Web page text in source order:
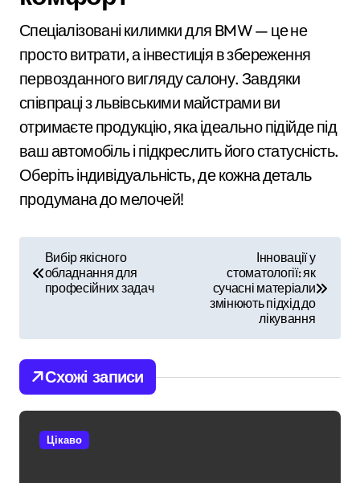
Спеціалізовані килимки для BMW — це не
просто витрати, а інвестиція в збереження
первозданного вигляду салону. Завдяки
співпраці з львівськими майстрами ви
отримаєте продукцію, яка ідеально підійде під
ваш автомобіль і підкреслить його статусність.
Оберіть індивідуальність, де кожна деталь
продумана до мелочей!
і
г
а
Вибір якісного
обладнання для
професійних задач
Інновації у
стоматології: як
сучасні матеріали
змінюють підхід до
лікування
Схожі записи
Цікаво